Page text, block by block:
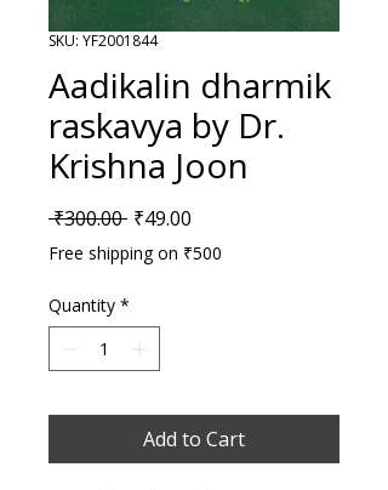
SKU: YF2001844
Aadikalin dharmik
raskavya by Dr.
Krishna Joon
₹300.00 Regular Price
₹49.00
Free shipping on ₹500
Quantity *
Add to Cart